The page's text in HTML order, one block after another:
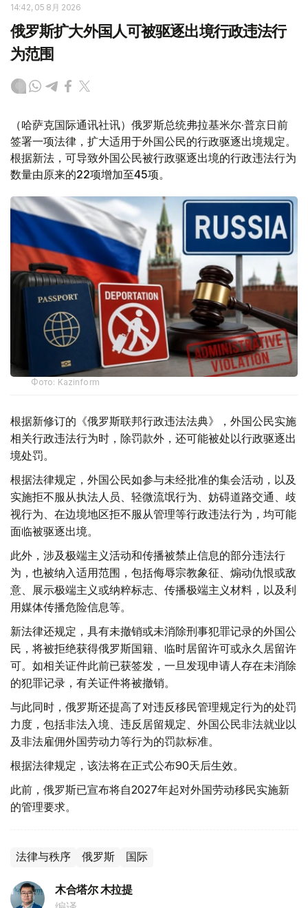
14:42, 05 8月 2026
俄罗斯扩大外国人可被驱逐出境行政违法行
为范围
（哈萨克国际通讯社讯）俄罗斯总统弗拉基米尔·普京日前
签署一项法律，扩大适用于外国公民的行政驱逐出境规定。
根据新法，可导致外国公民被行政驱逐出境的行政违法行为
数量由原来的22项增加至45项。
Фото: Kazinform
根据新修订的《俄罗斯联邦行政违法法典》，外国公民实施
相关行政违法行为时，除罚款外，还可能被处以行政驱逐出
境处罚。
根据法律规定，外国公民如参与未经批准的集会活动，以及
实施拒不服从执法人员、轻微流氓行为、妨碍道路交通、歧
视行为、在边境地区拒不服从管理等行政违法行为，均可能
面临被驱逐出境。
此外，涉及极端主义活动和传播被禁止信息的部分违法行
为，也被纳入适用范围，包括侮辱宗教象征、煽动仇恨或敌
意、展示极端主义或纳粹标志、传播极端主义材料，以及利
用媒体传播危险信息等。
新法律还规定，具有未撤销或未消除刑事犯罪记录的外国公
民，将被拒绝获得俄罗斯国籍、临时居留许可或永久居留许
可。如相关证件此前已获签发，一旦发现申请人存在未消除
的犯罪记录，有关证件将被撤销。
与此同时，俄罗斯还提高了对违反移民管理规定行为的处罚
力度，包括非法入境、违反居留规定、外国公民非法就业以
及非法雇佣外国劳动力等行为的罚款标准。
根据法律规定，该法将在正式公布90天后生效。
此前，俄罗斯已宣布将自2027年起对外国劳动移民实施新
的管理要求。
法律与秩序 俄罗斯 国际
木合塔尔 木拉提